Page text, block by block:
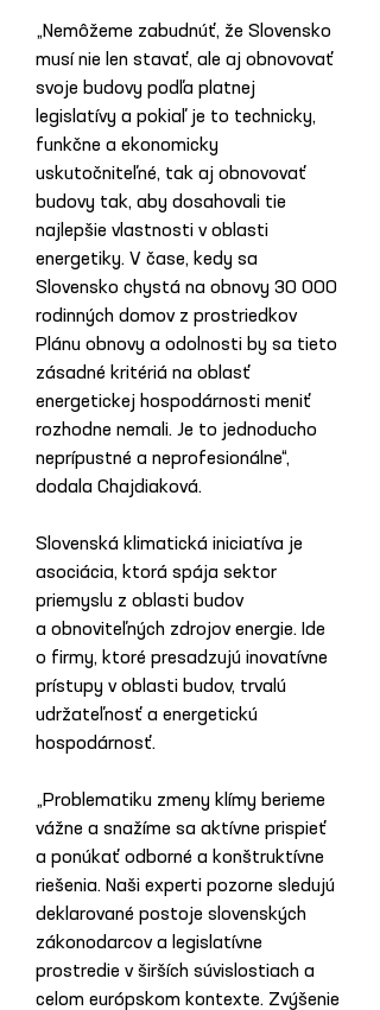
„Nemôžeme zabudnúť, že Slovensko
musí nie len stavať, ale aj obnovovať
svoje budovy podľa platnej
legislatívy a pokiaľ je to technicky,
funkčne a ekonomicky
uskutočniteľné, tak aj obnovovať
budovy tak, aby dosahovali tie
najlepšie vlastnosti v oblasti
energetiky. V čase, kedy sa
Slovensko chystá na obnovy 30 000
rodinných domov z prostriedkov
Plánu obnovy a odolnosti by sa tieto
zásadné kritériá na oblasť
energetickej hospodárnosti meniť
rozhodne nemali. Je to jednoducho
neprípustné a neprofesionálne“,
dodala Chajdiaková.
Slovenská klimatická iniciatíva je
asociácia, ktorá spája sektor
priemyslu z oblasti budov
a obnoviteľných zdrojov energie. Ide
o firmy, ktoré presadzujú inovatívne
prístupy v oblasti budov, trvalú
udržateľnosť a energetickú
hospodárnosť.
„Problematiku zmeny klímy berieme
vážne a snažíme sa aktívne prispieť
a ponúkať odborné a konštruktívne
riešenia. Naši experti pozorne sledujú
deklarované postoje slovenských
zákonodarcov a legislatívne
prostredie v širších súvislostiach a
celom európskom kontexte. Zvýšenie